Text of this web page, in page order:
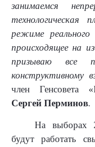
занимаемся
технологическая
режиме
происходящее на
призываю все
конструктивному
член Генсовета
Сергей Перминов.
На выборах
будут работать